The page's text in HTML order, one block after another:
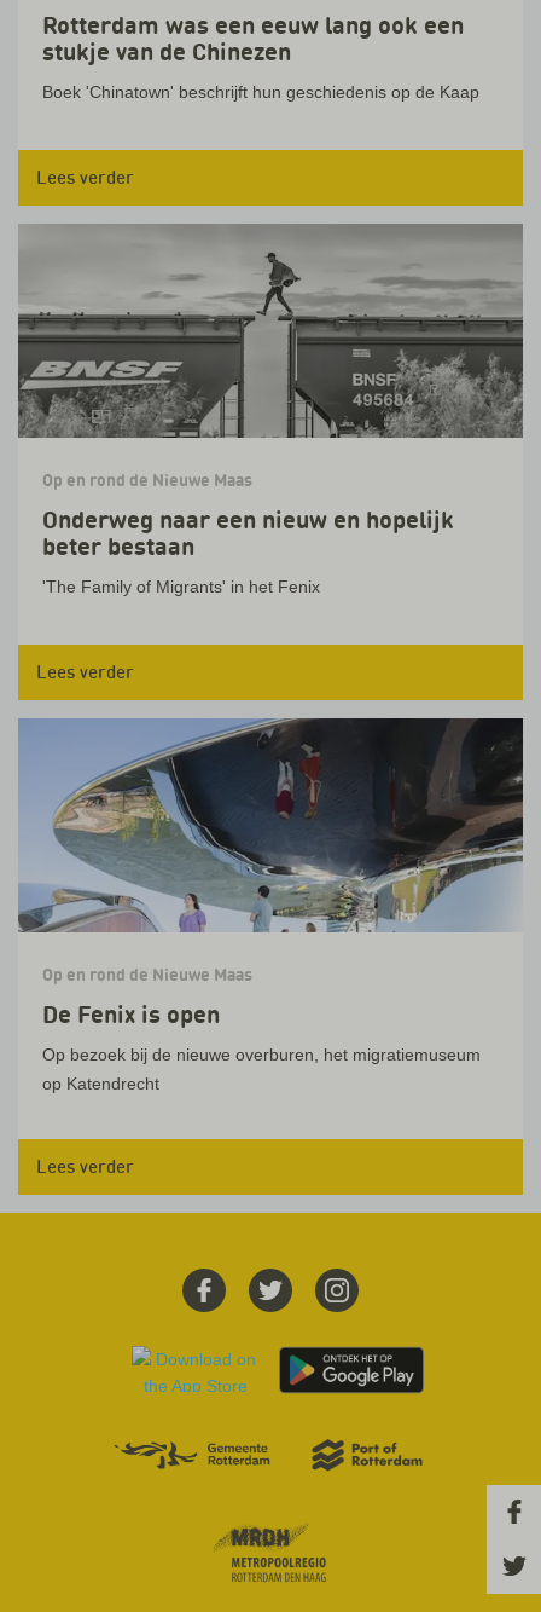
Rotterdam was een eeuw lang ook een
stukje van de Chinezen
Boek 'Chinatown' beschrijft hun geschiedenis op de Kaap
Lees verder
Op en rond de Nieuwe Maas
Onderweg naar een nieuw en hopelijk
beter bestaan
'The Family of Migrants' in het Fenix
Lees verder
Op en rond de Nieuwe Maas
De Fenix is open
Op bezoek bij de nieuwe overburen, het migratiemuseum
op Katendrecht
Lees verder